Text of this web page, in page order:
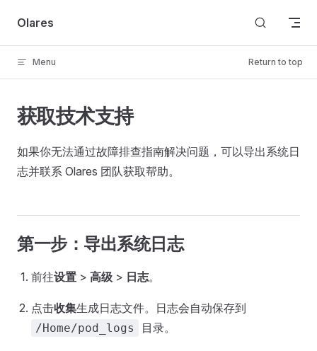
Skip to content
Olares
Menu Return to top
获取技术支持
如果你无法通过故障排查指南解决问题，可以导出系统日
志并联系 Olares 团队获取帮助。
第一步：导出系统日志
前往设置 > 高级 > 日志。
点击收集生成日志文件。日志会自动保存到
/Home/pod_logs 目录。